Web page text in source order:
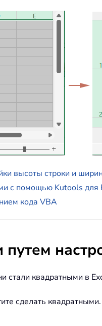
высоты строки и
с помощью Kutools для
кода VBA
стали квадратными в
сделать